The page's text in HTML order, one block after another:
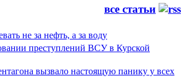
все статьи
не за нефть, а за воду
преступлений ВСУ в Курской
вызвало настоящую панику у всех